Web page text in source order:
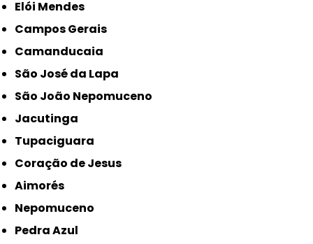
Elói Mendes
Campos Gerais
Camanducaia
São José da Lapa
São João Nepomuceno
Jacutinga
Tupaciguara
Coração de Jesus
Aimorés
Nepomuceno
Pedra Azul